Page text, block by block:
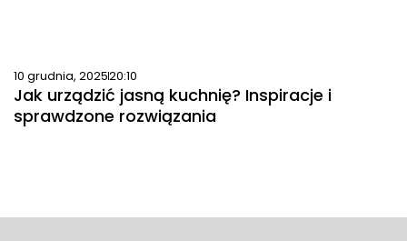
10 grudnia, 202520:10
Jak urządzić jasną kuchnię? Inspiracje i
sprawdzone rozwiązania